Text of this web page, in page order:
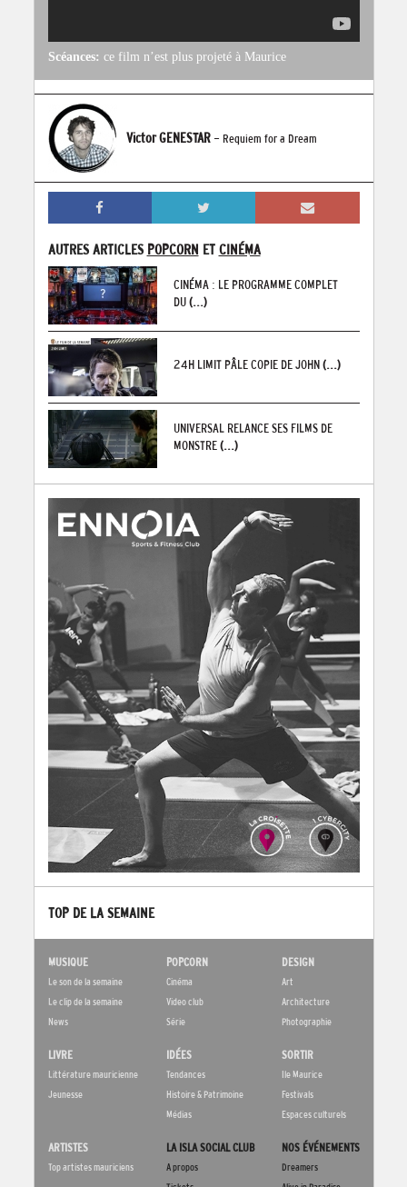
Scéances: ce film n’est plus projeté à Maurice
Victor GENESTAR - Requiem for a Dream
AUTRES ARTICLES POPCORN ET CINÉMA
CINÉMA : LE PROGRAMME COMPLET
DU(...)
24H LIMIT PÂLE COPIE DE JOHN(...)
UNIVERSAL RELANCE SES FILMS DE
MONSTRE(...)
TOP DE LA SEMAINE
MUSIQUE
Le son de la semaine
Le clip de la semaine
News
POPCORN
Cinéma
Video club
Série
DESIGN
Art
Architecture
Photographie
LIVRE
Littérature mauricienne
Jeunesse
IDÉES
Tendances
Histoire & Patrimoine
Médias
SORTIR
Ile Maurice
Festivals
Espaces culturels
ARTISTES
Top artistes mauriciens
LA ISLA SOCIAL CLUB
A propos
NOS ÉVÉNEMENTS
Dreamers